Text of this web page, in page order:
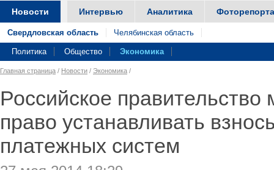
Новости Интервью Аналитика
Свердловская область Челябинская область
Политика Общество Экономика
Главная страница / Новости / Экономика /
Российское правительство
право устанавливать
платежных систем